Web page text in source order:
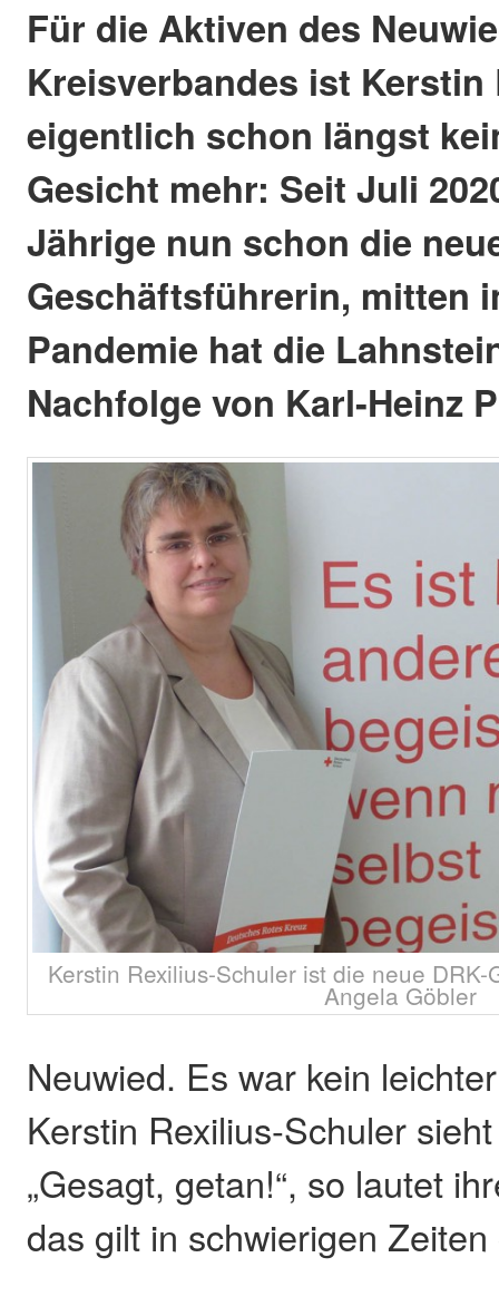
Für die Aktiven des
Kreisverbandes ist
eigentlich schon längst
Gesicht mehr: Seit Juli
Jährige nun schon die
Geschäftsführerin, mitten
Pandemie hat die
Nachfolge von Karl-Heinz
Kerstin Rexilius-Schuler ist die neue
Angela Göbler
Neuwied. Es war kein
Kerstin Rexilius-Schuler
„Gesagt, getan!“, so lautet
das gilt in schwierigen